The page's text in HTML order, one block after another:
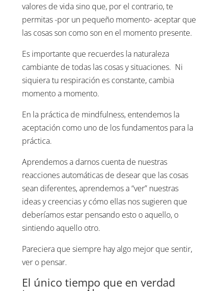
valores de vida sino que, por el contrario, te
permitas -por un pequeño momento- aceptar que
las cosas son como son en el momento presente.
Es importante que recuerdes la naturaleza
cambiante de todas las cosas y situaciones. Ni
siquiera tu respiración es constante, cambia
momento a momento.
En la práctica de mindfulness, entendemos la
aceptación como uno de los fundamentos para la
práctica.
Aprendemos a darnos cuenta de nuestras
reacciones automáticas de desear que las cosas
sean diferentes, aprendemos a “ver” nuestras
ideas y creencias y cómo ellas nos sugieren que
deberíamos estar pensando esto o aquello, o
sintiendo aquello otro.
Pareciera que siempre hay algo mejor que sentir,
ver o pensar.
El único tiempo que en verdad